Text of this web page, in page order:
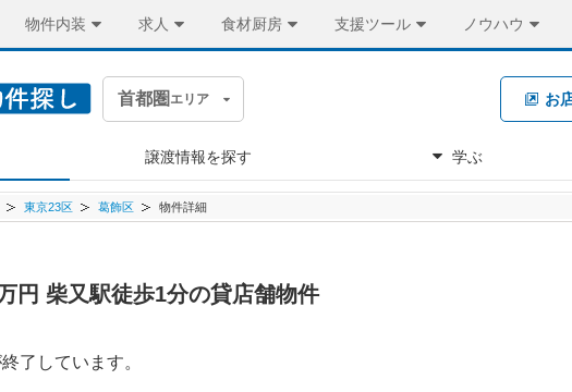
物件内装 求人 食材厨房 支援ツール ノウハウ
首都圏 エリア お
譲渡情報を探す 学ぶ
東京23区 葛飾区 物件詳細
円 柴又駅徒歩1分の貸店舗物件
了しています。